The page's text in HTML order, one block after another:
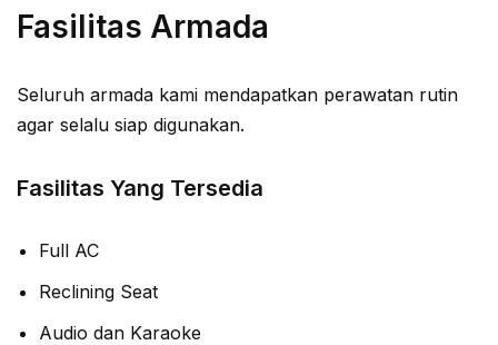
Fasilitas Armada
Seluruh armada kami mendapatkan perawatan rutin
agar selalu siap digunakan.
Fasilitas Yang Tersedia
Full AC
Reclining Seat
Audio dan Karaoke